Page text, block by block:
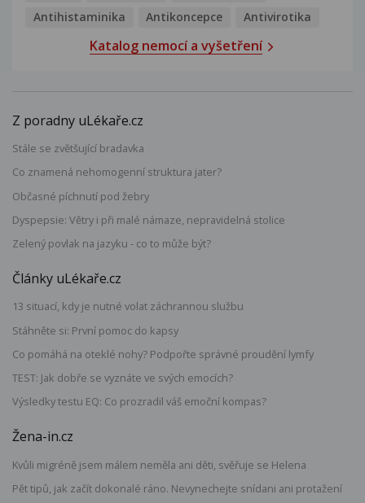
Antihistaminika
Antikoncepce Antivirotika
Katalog nemocí a vyšetření
Z poradny uLékaře.cz
Stále se zvětšující bradavka
Co znamená nehomogenní struktura jater?
Občasné píchnutí pod žebry
Dyspepsie: Větry i při malé námaze, nepravidelná stolice
Zelený povlak na jazyku - co to může být?
Články uLékaře.cz
13 situací, kdy je nutné volat záchrannou službu
Stáhněte si: První pomoc do kapsy
Co pomáhá na oteklé nohy? Podpořte správné proudění lymfy
TEST: Jak dobře se vyznáte ve svých emocích?
Výsledky testu EQ: Co prozradil váš emoční kompas?
Žena-in.cz
Kvůli migréně jsem málem neměla ani děti, svěřuje se Helena
Pět tipů, jak začít dokonalé ráno. Nevynechejte snídani ani protažení